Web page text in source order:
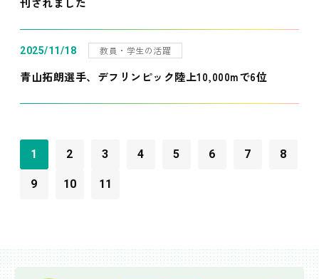
2025/11/18 教員・学生の活躍
青山拓朗選手、デフリンピック陸上10,000mで6位
1 2 3 4 5 6 7 8
9 10 11